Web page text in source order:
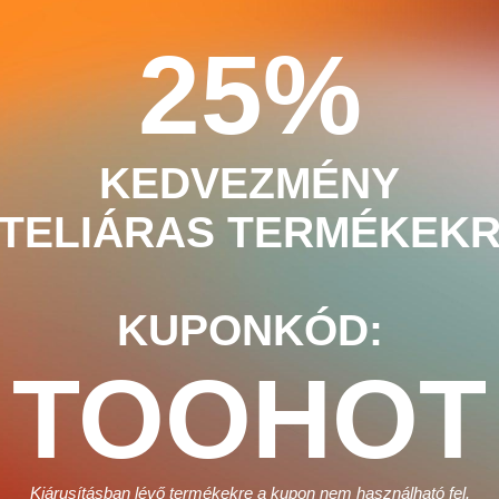
25%
KEDVEZMÉNY
KUPONKÓD:
TOOHOT
Kiárusításban lévő termékekre a kupon nem használható fel.